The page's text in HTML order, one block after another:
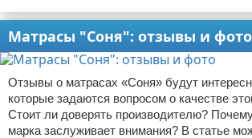
Матрасы "Соня": отзывы и фото
Отзывы о матрасах «Соня» будут
которые задаются вопросом о качестве
Стоит ли доверять производителю?
марка заслуживает внимания? В статье